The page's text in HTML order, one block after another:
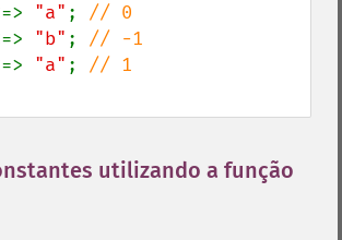
"a" ;
"b" ;
"a" ;
utilizando a função